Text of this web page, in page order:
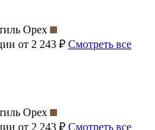
Орех
от 2 243 ₽ Смотреть все
Орех
от 2 243 ₽ Смотреть все